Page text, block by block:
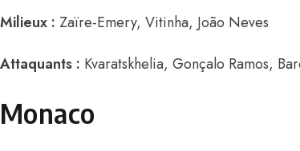
Milieux : Zaïre-Emery, Vitinha, João Neves
Attaquants : Kvaratskhelia, Gonçalo Ramos,
Monaco